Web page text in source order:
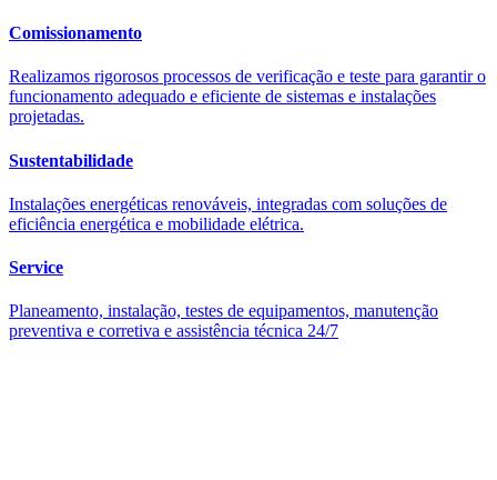
Comissionamento
Realizamos rigorosos processos de verificação e teste para garantir o
funcionamento adequado e eficiente de sistemas e instalações
projetadas.
Sustentabilidade
Instalações energéticas renováveis, integradas com soluções de
eficiência energética e mobilidade elétrica.
Service
Planeamento, instalação, testes de equipamentos, manutenção
preventiva e corretiva e assistência técnica 24/7